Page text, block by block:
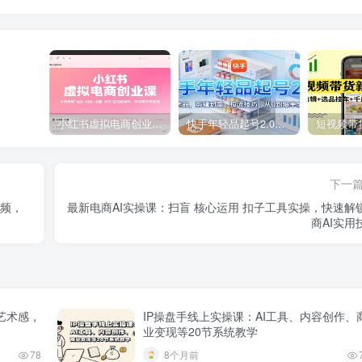
小红书虚拟电商创业课，系统拆解选品-内容-流量-变现，实现零成本变现 快手年轻品起号2.0：养号选品，剪辑封面，投流技巧，从0到爆单全流程
，
下一
最新电商AI实操课：扫盲 核心运用 扣子工具实操，快速解
商AI实用
感，
78
IP操盘手线上实操课：AI工具、内容创作、
业变现等20节系统教学
8个月前